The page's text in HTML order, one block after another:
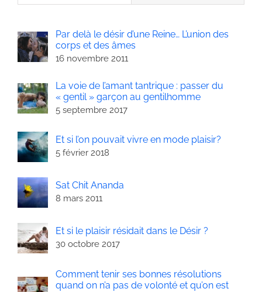
Par delà le désir d’une Reine… L’union des
corps et des âmes
16 novembre 2011
La voie de l’amant tantrique : passer du
« gentil » garçon au gentilhomme
5 septembre 2017
Et si l’on pouvait vivre en mode plaisir?
5 février 2018
Sat Chit Ananda
8 mars 2011
Et si le plaisir résidait dans le Désir ?
30 octobre 2017
Comment tenir ses bonnes résolutions
quand on n’a pas de volonté et qu’on est